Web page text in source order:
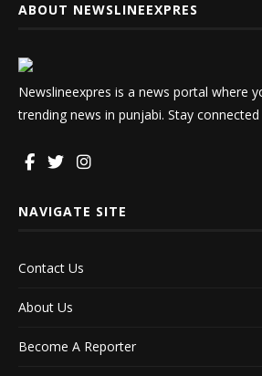
ABOUT NEWSLINEEXPRES
Newslineexpres is a news portal where
trending news in punjabi. Stay
NAVIGATE SITE
Contact Us
About Us
Become A Reporter